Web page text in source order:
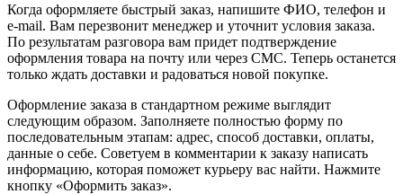
Когда оформляете быстрый заказ, напишите ФИО, телефон и
e-mail. Вам перезвонит менеджер и уточнит условия заказа.
По результатам разговора вам придет подтверждение
оформления товара на почту или через СМС. Теперь останется
только ждать доставки и радоваться новой покупке.
Оформление заказа в стандартном режиме выглядит
следующим образом. Заполняете полностью форму по
последовательным этапам: адрес, способ доставки, оплаты,
данные о себе. Советуем в комментарии к заказу написать
информацию, которая поможет курьеру вас найти. Нажмите
кнопку «Оформить заказ».